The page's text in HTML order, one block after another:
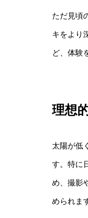
ただ見頃
キをより
ど、体験
理想
太陽が低
す。特に
め、撮影
められま